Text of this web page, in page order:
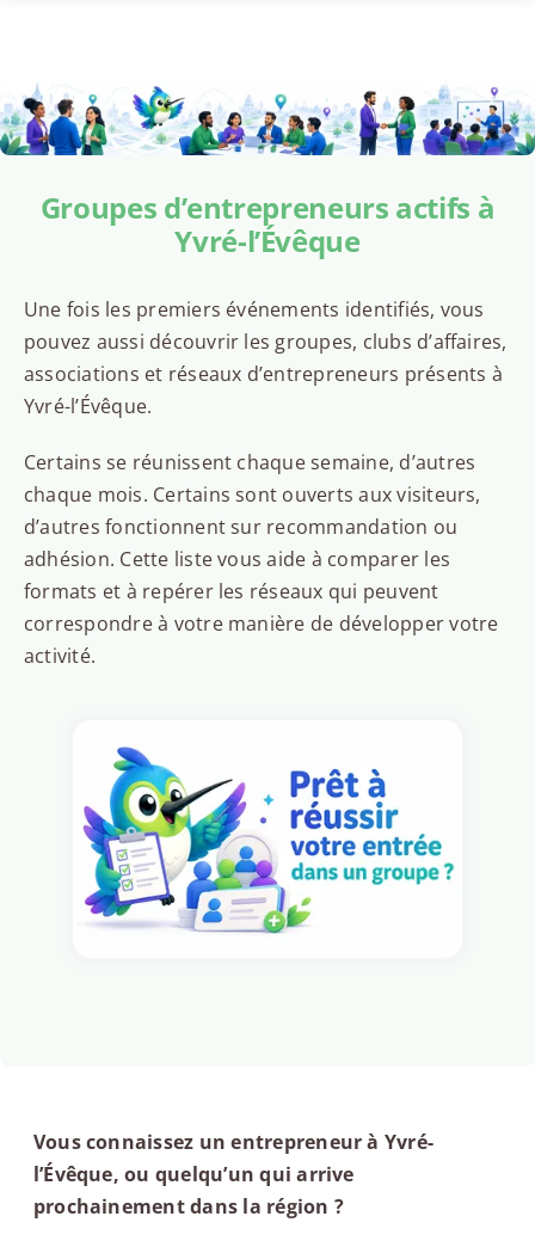
Groupes d’entrepreneurs actifs à
Yvré-l’Évêque
Une fois les premiers événements identifiés, vous
pouvez aussi découvrir les groupes, clubs d’affaires,
associations et réseaux d’entrepreneurs présents à
Yvré-l’Évêque.
Certains se réunissent chaque semaine, d’autres
chaque mois. Certains sont ouverts aux visiteurs,
d’autres fonctionnent sur recommandation ou
adhésion. Cette liste vous aide à comparer les
formats et à repérer les réseaux qui peuvent
correspondre à votre manière de développer votre
activité.
Vous connaissez un entrepreneur à Yvré-
l’Évêque, ou quelqu’un qui arrive
prochainement dans la région ?